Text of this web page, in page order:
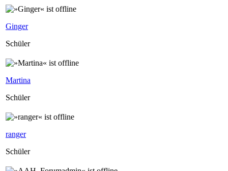
Ginger
Schüler
Martina
Schüler
ranger
Schüler